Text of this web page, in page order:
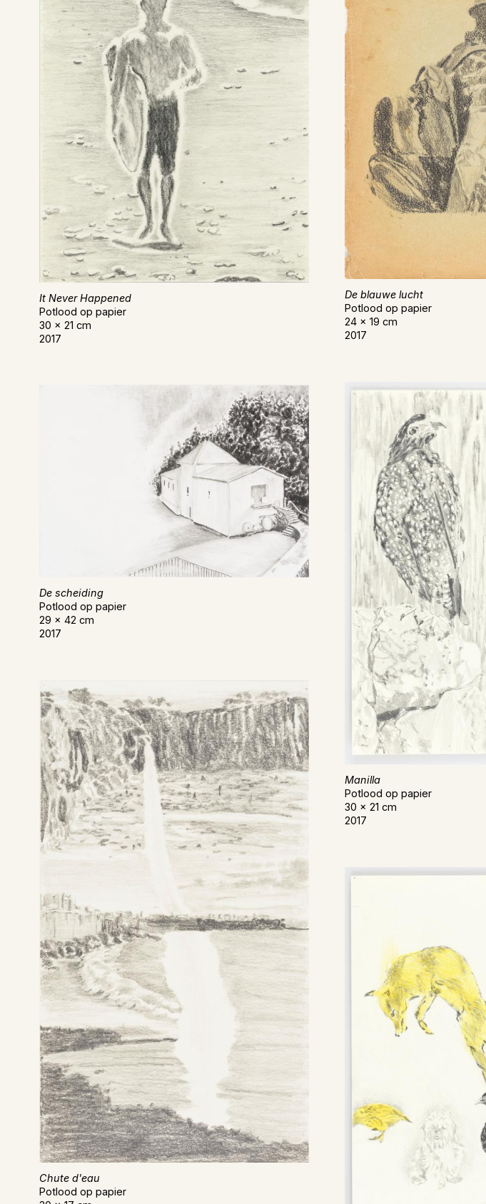
It Never Happened
Potlood op papier
30 x 21 cm
2017
De blauwe lucht
Potlood op papier
24 x 19 cm
2017
Manilla
Potlood op papier
30 x 21 cm
2017
De scheiding
Potlood op papier
29 x 42 cm
2017
Chute d'eau
Potlood op papier